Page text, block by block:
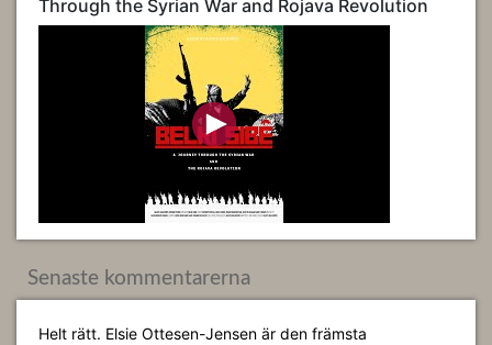
Through the Syrian War and Rojava Revolution
Senaste kommentarerna
Helt rätt. Elsie Ottesen-Jensen är den främsta